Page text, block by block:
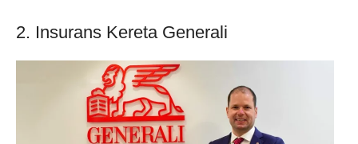
2. Insurans Kereta Generali